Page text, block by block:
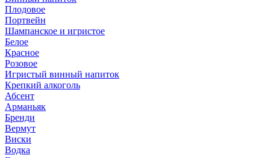
Плодовое
Портвейн
Шампанское и игристое
Белое
Красное
Розовое
Игристый винный напиток
Крепкий алкоголь
Абсент
Арманьяк
Бренди
Вермут
Виски
Водка